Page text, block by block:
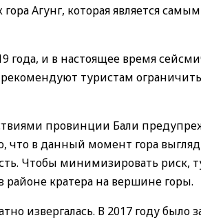
Агунг, которая является
и в настоящее время
туристам
провинции Бали
что в данный момент гора
Чтобы минимизировать риск,
районе кратера на вершине горы.
извергалась. В 2017 году было